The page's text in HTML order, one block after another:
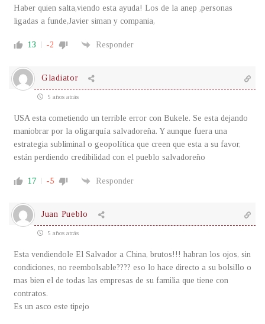
Haber quien salta,viendo esta ayuda! Los de la anep ,personas
ligadas a funde,Javier siman y compania,
13 -2 Responder
Gladiator
5 años atrás
USA esta cometiendo un terrible error con Bukele. Se esta dejando
maniobrar por la oligarquía salvadoreña. Y aunque fuera una
estrategia subliminal o geopolítica que creen que esta a su favor,
están perdiendo credibilidad con el pueblo salvadoreño
17 -5 Responder
Juan Pueblo
5 años atrás
Esta vendiendole El Salvador a China, brutos!!! habran los ojos, sin
condiciones, no reembolsable???? eso lo hace directo a su bolsillo o
mas bien el de todas las empresas de su familia que tiene con
contratos.
Es un asco este tipejo